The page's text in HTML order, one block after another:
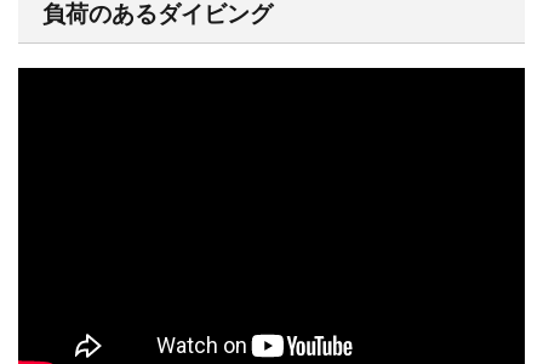
負荷のあるダイビング